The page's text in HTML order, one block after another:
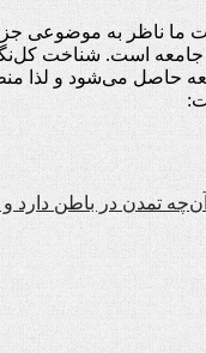
ما ناظر به موضوعی
جامعه است. شناخت
حاصل می‌شود و لذا
تمدن در باطن دارد